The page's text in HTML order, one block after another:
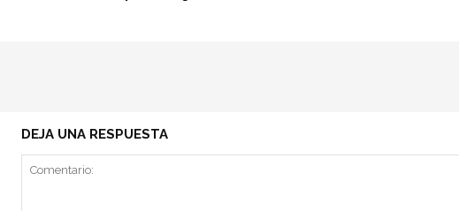
DEJA UNA RESPUESTA